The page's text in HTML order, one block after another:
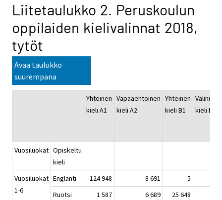
Liitetaulukko 2. Peruskoulun
oppilaiden kielivalinnat 2018,
tytöt
Avaa taulukko
suurempana
Yhteinen
kieli A1
Vapaaehtoinen
kieli A2
Yhteinen
kieli B1
kieli B2
Vuosiluokat Opiskeltu
kieli
Vuosiluokat
1-6
Englanti 124 948 8 691
5
Ruotsi
1 587 6 689
25 648